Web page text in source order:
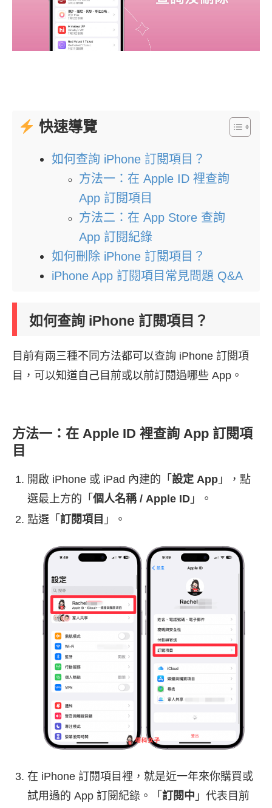
快速導覽
如何查詢 iPhone 訂閱項目？
方法一：在 Apple ID 裡查詢
App 訂閱項目
方法二：在 App Store 查詢
App 訂閱紀錄
如何刪除 iPhone 訂閱項目？
iPhone App 訂閱項目常見問題 Q&A
如何查詢 iPhone 訂閱項目？
目前有兩三種不同方法都可以查詢 iPhone 訂閱項
目，可以知道自己目前或以前訂閱過哪些 App。
方法一：在 Apple ID 裡查詢 App 訂閱項
目
開啟 iPhone 或 iPad 內建的「 設定 App 」，點
選最上方的「 個人名稱 / Apple ID 」。
點選「 訂閱項目 」。
在 iPhone 訂閱項目裡，就是近一年來你購買或
試用過的 App 訂閱紀錄。「 訂閱中 」代表目前